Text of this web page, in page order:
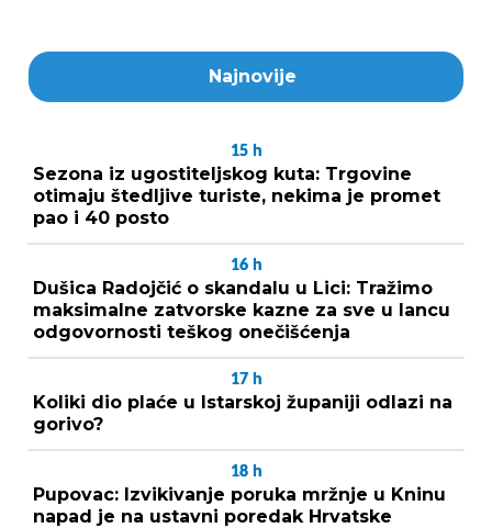
Najnovije
15 h
Sezona iz ugostiteljskog kuta: Trgovine
otimaju štedljive turiste, nekima je promet
pao i 40 posto
16 h
Dušica Radojčić o skandalu u Lici: Tražimo
maksimalne zatvorske kazne za sve u lancu
odgovornosti teškog onečišćenja
17 h
Koliki dio plaće u Istarskoj županiji odlazi na
gorivo?
18 h
Pupovac: Izvikivanje poruka mržnje u Kninu
napad je na ustavni poredak Hrvatske